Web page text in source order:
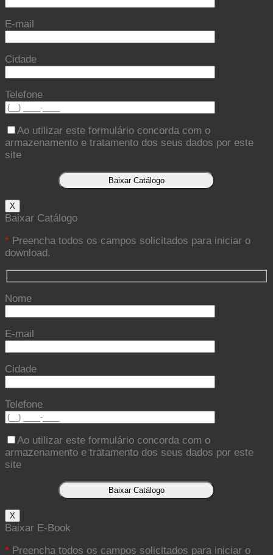
E-mail
Cidade
Telefone
Ao utilizar este formulário concorda com o
armazenamento e tratamento dos seus dados por este
site
X
Baixar Catálogo
* Preencha todos os campos solicitados para iniciar o
download.
Nome
E-mail
Cidade
Telefone
Ao utilizar este formulário concorda com o
armazenamento e tratamento dos seus dados por este
site
X
Baixar E-Book
* Preencha todos os campos solicitados para iniciar o